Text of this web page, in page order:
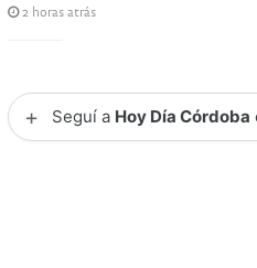
2 horas atrás
+ Seguí a Hoy Día Córdoba